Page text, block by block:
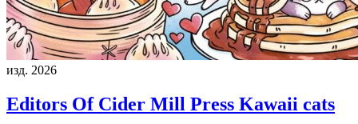
изд. 2026
Editors Of Cider Mill Press Kawaii cats